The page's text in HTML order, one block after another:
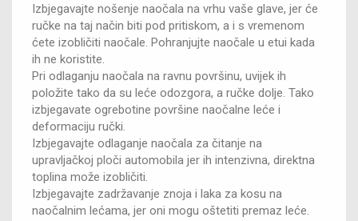
Izbjegavajte nošenje naočala na vrhu vaše glave, jer će
ručke na taj način biti pod pritiskom, a i s vremenom
ćete izobličiti naočale. Pohranjujte naočale u etui kada
ih ne koristite.
Pri odlaganju naočala na ravnu površinu, uvijek ih
položite tako da su leće odozgora, a ručke dolje. Tako
izbjegavate ogrebotine površine naočalne leće i
deformaciju ručki.
Izbjegavajte odlaganje naočala za čitanje na
upravljačkoj ploči automobila jer ih intenzivna, direktna
toplina može izobličiti.
Izbjegavajte zadržavanje znoja i laka za kosu na
naočalnim lećama, jer oni mogu oštetiti premaz leće.